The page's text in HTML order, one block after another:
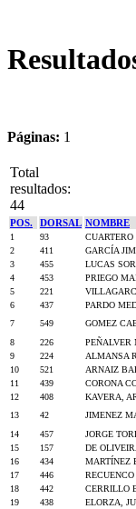
Páginas: 1
Total
resultados:
44
POS. DORSAL NOMBRE
1 93
2
411 GARCÍA
3
455 LUCAS
4
453 PRIEGO
5
221
6
437 PARDO
7
549 GOMEZ
8
226 PEÑALVER
9
224 ALMANSA
10
521 ARNAIZ
11
439 CORONA
12
408 KAVERA,
13
42 JIMENEZ
14
457 JORGE
15
157 DE
16
434 MARTÍNEZ
17
446
18
442 CERRILLO
19
438 ELORZA,